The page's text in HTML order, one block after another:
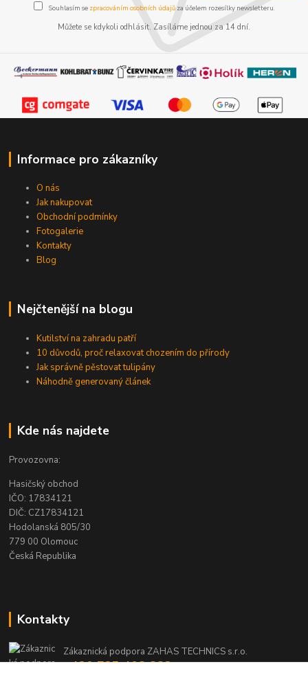
Souhlasím se zpracováním osobních údajůza účelem rozesílky newsletteru.
Můžete se kdykoli odhlásit. Zasíláme jednou za 14 dní.
Informace pro zákazníky
O nás
Jak nakupovat
Obchodní podmínky
Fotogalerie
Kontakty
Blog
Nejčtenější na blogu
Kutilství na zahradu patří
10 důvodů, proč relaxovat chozením do přírody
Jak správně pěstovat tulipány
Náhodně generovaný článek
Kde nás najdete
Provozovna:
Hasičský obchod
IČO: 17834121
DIČ: CZ17834121
Hodolanská 805/30
779 00 Olomouc
Česká Republika
Kontakty
Zákaznická podpora ZAHAS TECHNICS s.r.o.
+420 725 408 883